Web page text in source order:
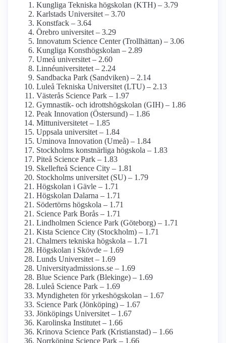
Kungliga Tekniska högskolan (KTH) – 3.79
Karlstads Universitet – 3.70
Konstfack – 3.64
Örebro universitet – 3.29
Innovatum Science Center (Trollhättan) – 3.06
Kungliga Konst­högskolan – 2.89
Umeå universitet – 2.60
Linné­universitetet – 2.24
Sandbacka Park (Sandviken) – 2.14
Luleå Tekniska Universitet (LTU) – 2.13
Västerås Science Park – 1.97
Gymnastik- och idrotts­högskolan (GIH) – 1.86
Peak Innovation (Östersund) – 1.86
Mitt­universitetet – 1.85
Uppsala universitet – 1.84
Uminova Innovation (Umeå) – 1.84
Stockholms konstnärliga högskola – 1.83
Piteå Science Park – 1.83
Skellefteå Science City – 1.81
Stockholms universitet (SU) – 1.79
Högskolan i Gävle – 1.71
Högskolan Dalarna – 1.71
Södertörns högskola – 1.71
Science Park Borås – 1.71
Lindholmen Science Park (Göteborg) – 1.71
Kista Science City (Stockholm) – 1.71
Chalmers tekniska högskola – 1.71
Högskolan i Skövde – 1.69
Lunds Universitet – 1.69
University­admissions.se – 1.69
Blue Science Park (Blekinge) – 1.69
Luleå Science Park – 1.69
Myndigheten för yrkes­högskolan – 1.67
Science Park (Jönköping) – 1.67
Jönköpings Universitet – 1.67
Karolinska Institutet – 1.66
Krinova Science Park (Kristianstad) – 1.66
Norrköping Science Park – 1.66